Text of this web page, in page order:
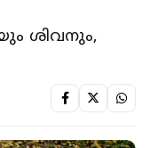
ശിവനും,